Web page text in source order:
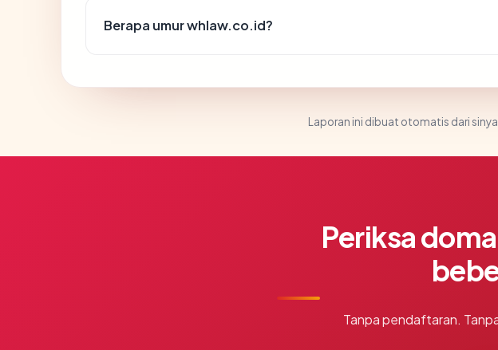
Berapa umur whlaw.co.id?
Laporan ini dibuat otomatis dari
Periksa
Tanpa pendaftaran.